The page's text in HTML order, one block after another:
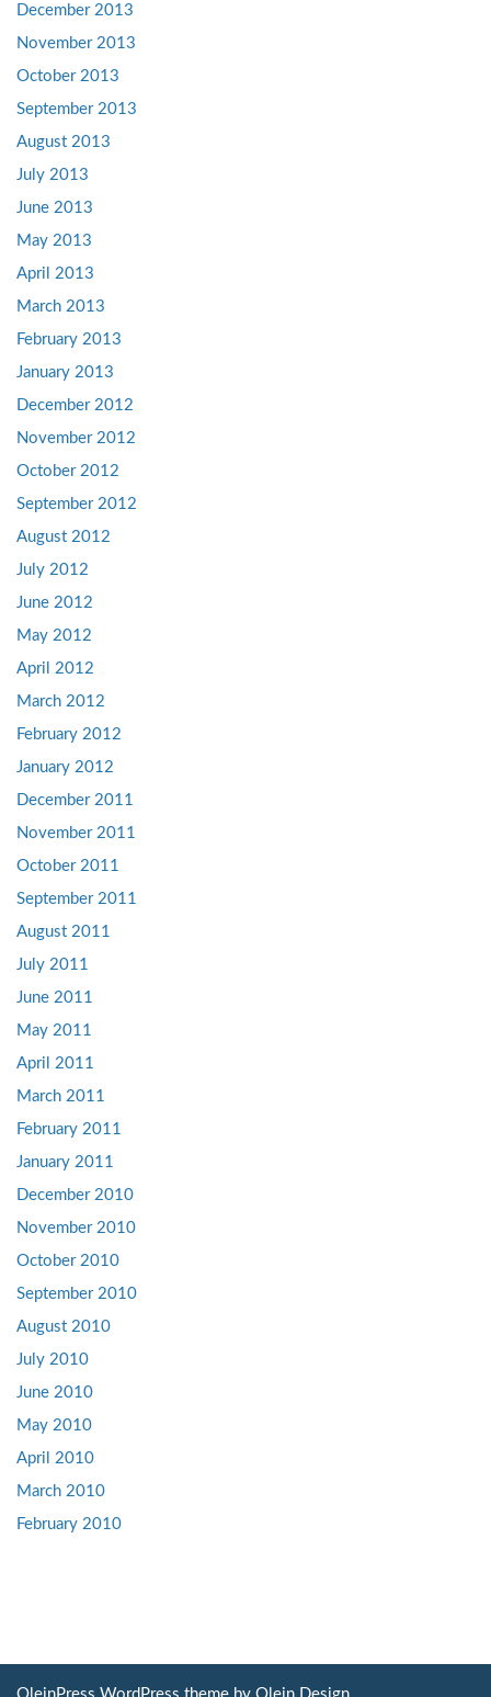
December 2013
November 2013
October 2013
September 2013
August 2013
July 2013
June 2013
May 2013
April 2013
March 2013
February 2013
January 2013
December 2012
November 2012
October 2012
September 2012
August 2012
July 2012
June 2012
May 2012
April 2012
March 2012
February 2012
January 2012
December 2011
November 2011
October 2011
September 2011
August 2011
July 2011
June 2011
May 2011
April 2011
March 2011
February 2011
January 2011
December 2010
November 2010
October 2010
September 2010
August 2010
July 2010
June 2010
May 2010
April 2010
March 2010
February 2010